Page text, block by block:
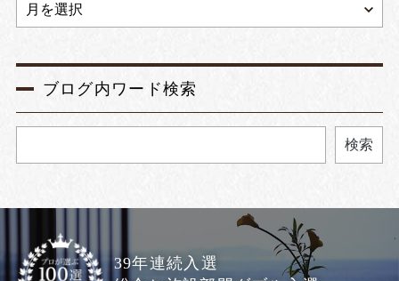
ブログ内ワード検索
検索
39年連続入選